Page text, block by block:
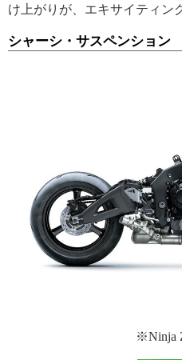
け上がりが、エキサイティン
シャーシ・サスペンション
※Ninja